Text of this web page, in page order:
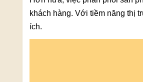
khách hàng. Với tiềm năng thị
ích.